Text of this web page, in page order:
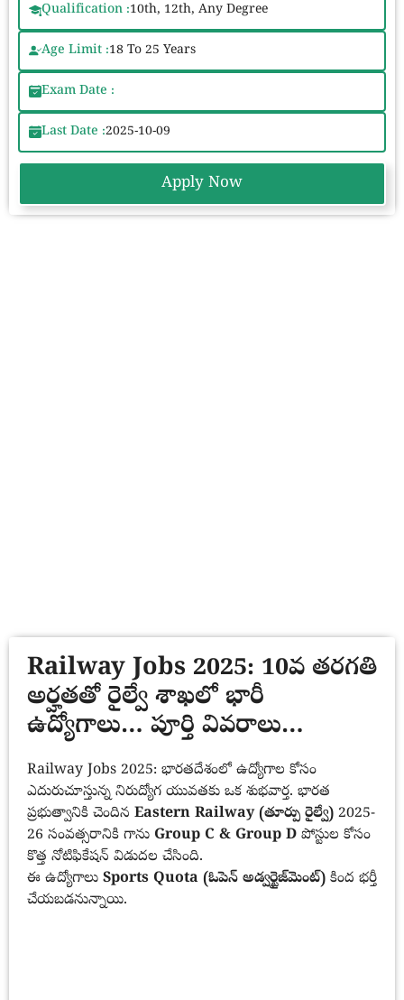
Qualification :10th, 12th, Any Degree
Age Limit :18 To 25 Years
Exam Date :
Last Date :2025-10-09
Apply Now
Railway Jobs 2025: 10వ తరగతి
అర్హతతో రైల్వే శాఖలో భారీ
ఉద్యోగాలు… పూర్తి వివరాలు…
Railway Jobs 2025: భారతదేశంలో ఉద్యోగాల కోసం
ఎదురుచూస్తున్న నిరుద్యోగ యువతకు ఒక శుభవార్త. భారత
ప్రభుత్వానికి చెందిన Eastern Railway (తూర్పు రైల్వే) 2025-
26 సంవత్సరానికి గాను Group C & Group D పోస్టుల కోసం
కొత్త నోటిఫికేషన్ విడుదల చేసింది.
ఈ ఉద్యోగాలు Sports Quota (ఓపెన్ అడ్వర్టైజ్‌మెంట్) కింద భర్తీ
చేయబడనున్నాయి.